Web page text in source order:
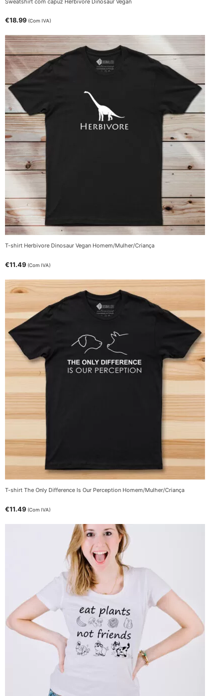
Sweatshirt com capuz Herbivore Dinosaur Vegan
€18.99 (Com IVA)
T-shirt Herbivore Dinosaur Vegan Homem/Mulher/Criança
€11.49 (Com IVA)
T-shirt The Only Difference Is Our Perception Homem/Mulher/Criança
€11.49 (Com IVA)